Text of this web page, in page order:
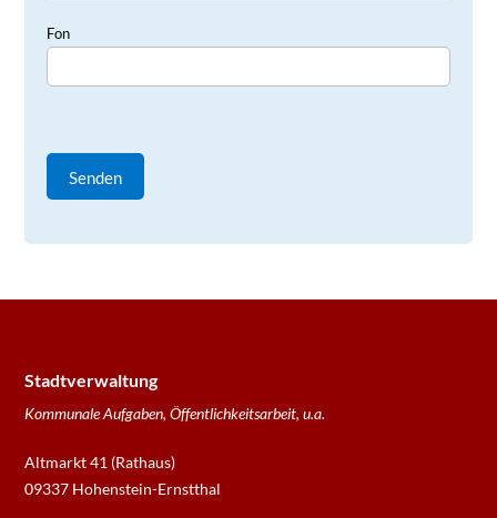
Fon
Stadtverwaltung
Kommunale Aufgaben, Öffentlichkeitsarbeit, u.a.
Altmarkt 41 (Rathaus)
09337 Hohenstein-Ernstthal